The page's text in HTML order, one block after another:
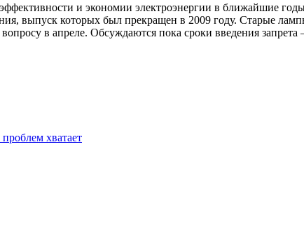
и экономии электроэнергии в ближайшие
выпуск которых был прекращен в 2009 году. Старые
в апреле. Обсуждаются пока сроки введения запрета
хватает